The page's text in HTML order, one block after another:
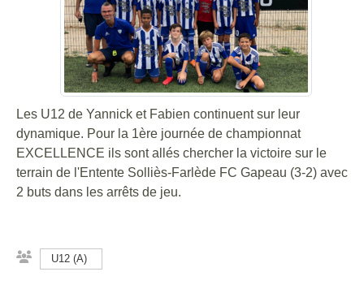
Les U12 de Yannick et Fabien continuent sur leur
dynamique. Pour la 1ère journée de championnat
EXCELLENCE ils sont allés chercher la victoire sur le
terrain de l'Entente Solliès-Farlède FC Gapeau (3-2) avec
2 buts dans les arrêts de jeu.
U12 (A)